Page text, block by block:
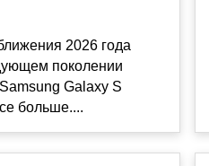
2026 года
поколении
Galaxy S
больше....